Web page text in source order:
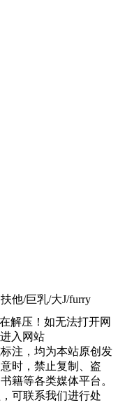
他/巨乳/大J/furry
解压！如无法打开网
入网站
注，均为本站原创发
时，禁止复制、盗
籍等各类媒体平台。
可联系我们进行处